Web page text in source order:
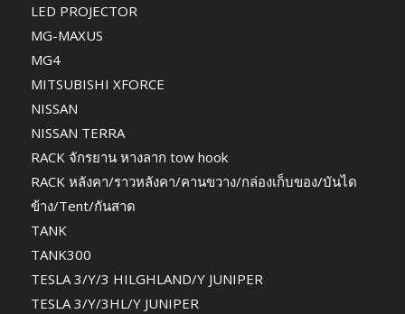
LED PROJECTOR
MG-MAXUS
MG4
MITSUBISHI XFORCE
NISSAN
NISSAN TERRA
RACK จักรยาน หางลาก tow hook
RACK หลังคา/ราวหลังคา/คานขวาง/กล่องเก็บของ/บันได
ข้าง/Tent/กันสาด
TANK
TANK300
TESLA 3/Y/3 HILGHLAND/Y JUNIPER
TESLA 3/Y/3HL/Y JUNIPER